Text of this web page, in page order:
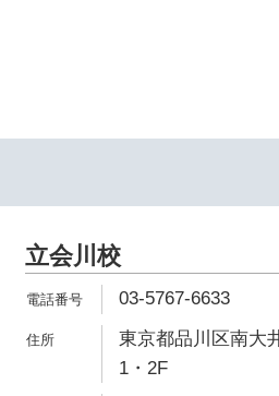
立会川校
03-5767-6633
東京都品川区南大
1・2F